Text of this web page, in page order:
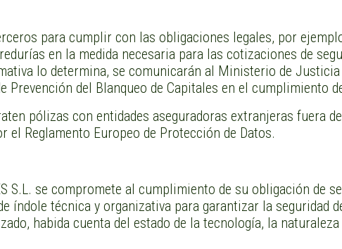
para cumplir con las obligaciones legales, por
en la medida necesaria para las cotizaciones de
lo determina, se comunicarán al Ministerio de
Prevención del Blanqueo de Capitales en el cumplimiento
pólizas con entidades aseguradoras extranjeras fuera
Reglamento Europeo de Protección de Datos.
S.L. se compromete al cumplimiento de su obligación
índole técnica y organizativa para garantizar la seguridad
habida cuenta del estado de la tecnología, la